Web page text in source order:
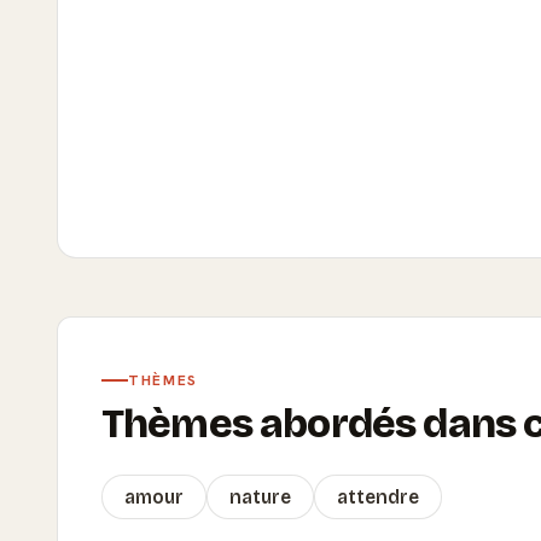
THÈMES
Thèmes abordés dans
amour nature attendre